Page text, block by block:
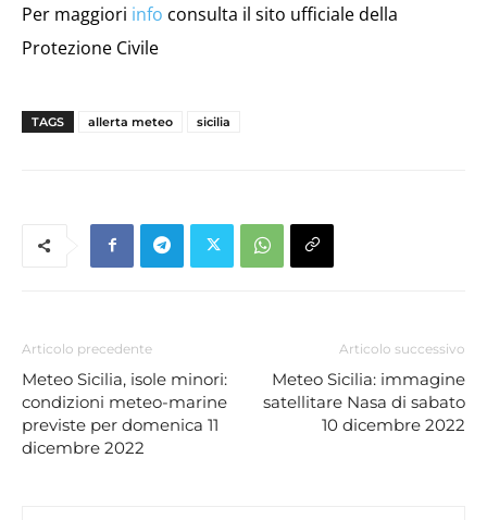
Per maggiori info consulta il sito ufficiale della
Protezione Civile
TAGS allerta meteo sicilia
Articolo precedente
Meteo Sicilia, isole minori:
condizioni meteo-marine
previste per domenica 11
dicembre 2022
Articolo successivo
Meteo Sicilia: immagine
satellitare Nasa di sabato
10 dicembre 2022